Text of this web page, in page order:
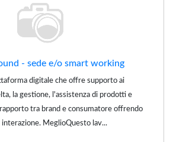
- sede e/o smart working
digitale che offre supporto ai
la gestione, l'assistenza di prodotti e
tra brand e consumatore offrendo
MeglioQuesto lav...